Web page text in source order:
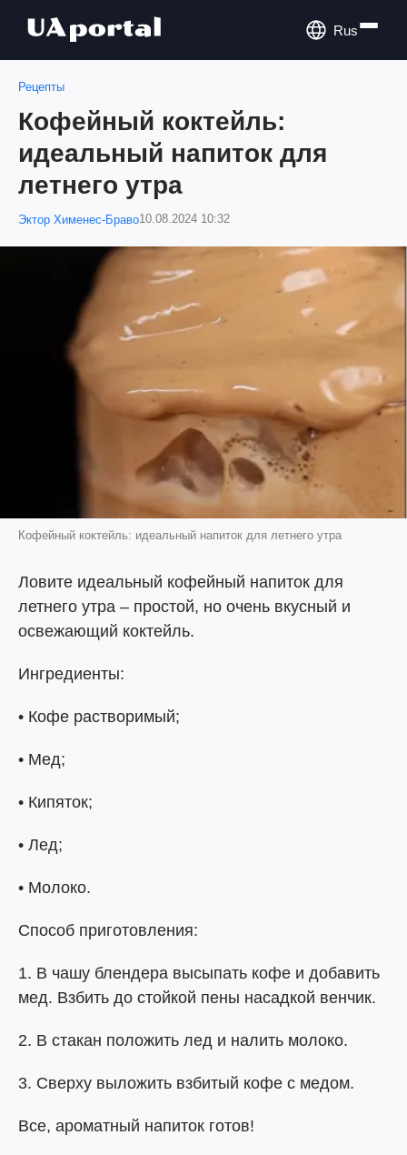
Rus
Рецепты
Кофейный коктейль:
идеальный напиток для
летнего утра
Эктор Хименес-Браво10.08.2024 10:32
Кофейный коктейль: идеальный напиток для летнего утра
Ловите идеальный кофейный напиток для
летнего утра – простой, но очень вкусный и
освежающий коктейль.
Ингредиенты:
• Кофе растворимый;
• Мед;
• Кипяток;
• Лед;
• Молоко.
Способ приготовления:
1. В чашу блендера высыпать кофе и добавить
мед. Взбить до стойкой пены насадкой венчик.
2. В стакан положить лед и налить молоко.
3. Сверху выложить взбитый кофе с медом.
Все, ароматный напиток готов!